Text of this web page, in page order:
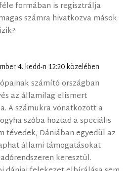
formában is regisztrálja
számra hivatkozva mások
4. kedd-n 12:20 közelében
számító országban
az államilag elismert
A számukra vonatkozott a
szóba hoztad a speciális
tévedek, Dániában egyedül az
állami támogatásokat
keresztül.